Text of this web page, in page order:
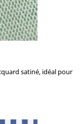
satiné, idéal pour